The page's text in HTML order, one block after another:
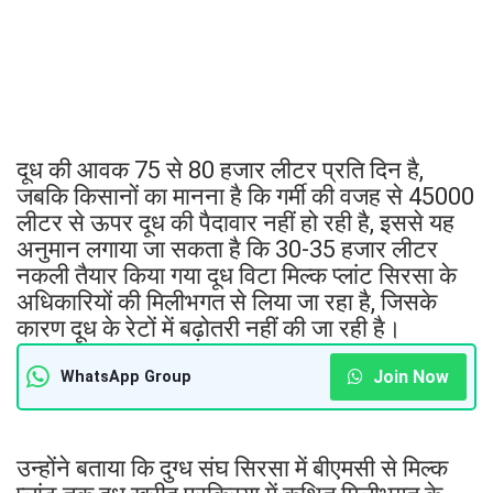
दूध की आवक 75 से 80 हजार लीटर प्रति दिन है,
जबकि किसानों का मानना है कि गर्मी की वजह से 45000
लीटर से ऊपर दूध की पैदावार नहीं हो रही है, इससे यह
अनुमान लगाया जा सकता है कि 30-35 हजार लीटर
नकली तैयार किया गया दूध विटा मिल्क प्लांट सिरसा के
अधिकारियों की मिलीभगत से लिया जा रहा है, जिसके
कारण दूध के रेटों में बढ़ोतरी नहीं की जा रही है।
WhatsApp Group Join Now
उन्होंने बताया कि दुग्ध संघ सिरसा में बीएमसी से मिल्क